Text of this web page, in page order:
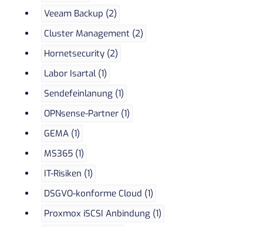
Veeam Backup (2)
Cluster Management (2)
Hornetsecurity (2)
Labor Isartal (1)
Sendefeinlanung (1)
OPNsense-Partner (1)
GEMA (1)
MS365 (1)
IT-Risiken (1)
DSGVO-konforme Cloud (1)
Proxmox iSCSI Anbindung (1)